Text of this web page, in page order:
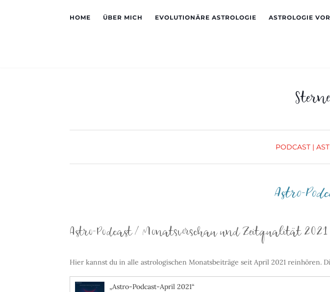
HOME ÜBER MICH EVOLUTIONÄRE ASTROLOGIE ASTROLOGIE
PODCAST |
Astro-
Astro-Podcast / Monatsvorschau und Zeitqualität 2021
Hier kannst du in alle astrologischen Monatsbeiträge seit April 2021 reinhören.
„Astro-Podcast-April 2021“